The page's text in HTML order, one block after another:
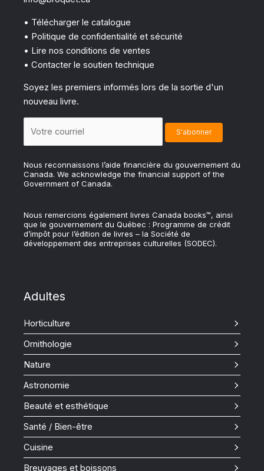
• Télécharger le catalogue
• Politique de confidentialité et sécurité
• Lire nos conditions de ventes
• Contacter le soutien technique
Soyez les premiers informés lors de la sortie d'un
nouveau livre.
Nous reconnaissons l’aide financière du gouvernement du
Canada. We acknowledge the financial support of the
Government of Canada.
Nous remercions également livres Canada books™, ainsi
que le gouvernement du Québec : Programme de crédit
d’impôt pour l’édition de livres – la Société de
développement des entreprises culturelles (SODEC).
Adultes
Horticulture
Ornithologie
Nature
Astronomie
Beauté et esthétique
Santé / Bien-être
Cuisine
Breuvages et boissons